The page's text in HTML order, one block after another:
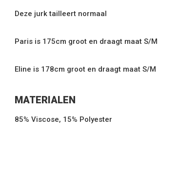
Deze jurk tailleert normaal
Paris is 175cm groot en draagt maat S/M
Eline is 178cm groot en draagt maat S/M
MATERIALEN
85% Viscose, 15% Polyester